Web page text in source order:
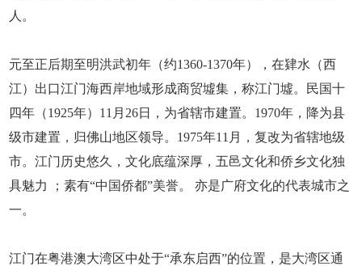
人。
元至正后期至明洪武初年（约1360-1370年），在肄水（西
江）出口江门海西岸地域形成商贸墟集，称江门墟。民国十
四年（1925年）11月26日，为省辖市建置。1970年，降为县
级市建置，归佛山地区领导。1975年11月，复改为省辖地级
市。江门历史悠久，文化底蕴深厚，五邑文化和侨乡文化独
具魅力 ；素有“中国侨都”美誉。 亦是广府文化的代表城市之
一。
江门在粤港澳大湾区中处于“承东启西”的位置，是大湾区通